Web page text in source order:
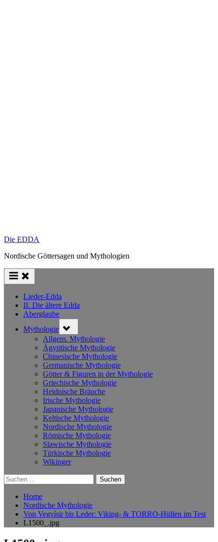
Die EDDA
Nordische Göttersagen und Mythologien
Lieder-Edda
II. Die ältere Edda
Aberglaube
Mythologie sub-
menu
Allgem. Mythologie
Ägyptische Mythologie
Chinesische Mythologie
Germanische Mythologie
Götter & Figuren in der Mythologie
Griechische Mythologie
Heidnische Bräuche
Irische Mythologie
Japanische Mythologie
Keltische Mythologie
Nordische Mythologie
Römische Mythologie
Slawische Mythologie
Türkische Mythologie
Wikinger
Suchen
nach:
Home
Nordische Mythologie
Von Vegvísir bis Leder: Viking- & TORRO-Hüllen im Test
L1500_.jpg